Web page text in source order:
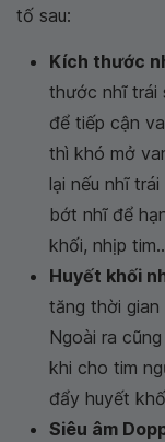
tố sau:
Kích thước
thước nhĩ trái
để tiếp cận
thì khó mở
lại nếu nhĩ
bớt nhĩ để
khối, nhịp
Huyết khối
tăng thời
Ngoài ra
khi cho tim
đẩy huyết
Siêu âm